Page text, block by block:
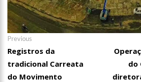
Navegação
de
Post
Previous
Registros da
tradicional Carreata
do Movimento
do